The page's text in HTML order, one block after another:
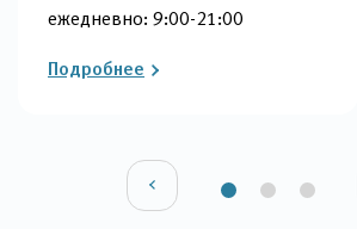
ежедневно: 9:00-21:00
Подробнее